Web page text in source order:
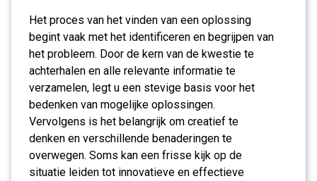
Het proces van het vinden van een oplossing
begint vaak met het identificeren en begrijpen van
het probleem. Door de kern van de kwestie te
achterhalen en alle relevante informatie te
verzamelen, legt u een stevige basis voor het
bedenken van mogelijke oplossingen.
Vervolgens is het belangrijk om creatief te
denken en verschillende benaderingen te
overwegen. Soms kan een frisse kijk op de
situatie leiden tot innovatieve en effectieve